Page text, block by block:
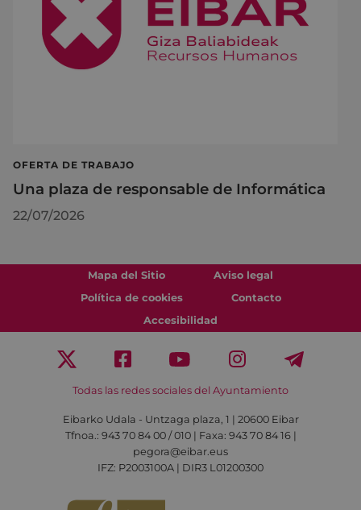
OFERTA DE TRABAJO
Una plaza de responsable de Informática
22/07/2026
Mapa del Sitio
Aviso legal
Política de cookies
Contacto
Accesibilidad
Todas las redes sociales del Ayuntamiento
Eibarko Udala - Untzaga plaza, 1 | 20600 Eibar
Tfnoa.: 943 70 84 00 / 010 | Faxa: 943 70 84 16 |
pegora@eibar.eus
IFZ: P2003100A | DIR3 L01200300